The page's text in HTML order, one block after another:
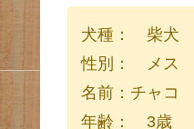
犬種： 柴犬
性別： メス
名前：チャコ
年齢： 3歳